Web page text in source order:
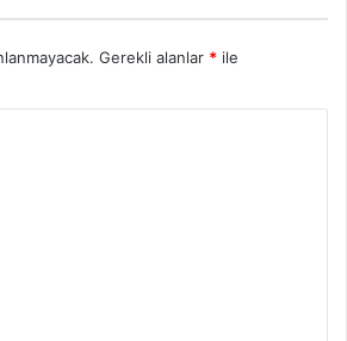
Gerekli alanlar * ile